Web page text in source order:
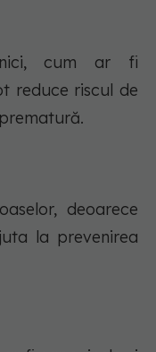
cum ar fi
reduce riscul de
deoarece
la prevenirea